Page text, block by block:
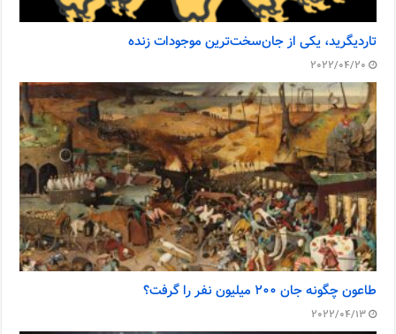
تاردیگرید، یکی از جان‌سخت‌ترین موجودات زنده
2022/04/20
طاعون چگونه جان ۲۰۰ میلیون نفر را گرفت؟
2022/04/13